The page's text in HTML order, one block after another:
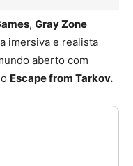
, Gray Zone
imersiva e realista
aberto com
Escape from Tarkov.